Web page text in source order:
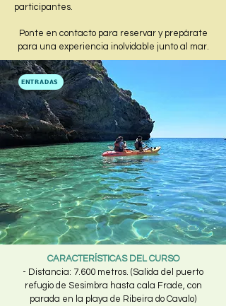
participantes.
Ponte en contacto para reservar y prepárate
para una experiencia inolvidable junto al mar.​
ENTRADAS
CARACTERÍSTICAS DEL CURSO
- Distancia: 7.600 metros. (Salida del puerto
refugio de Sesimbra hasta cala Frade, con
parada en la playa de Ribeira do Cavalo)